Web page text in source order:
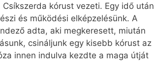
kórust vezeti. Egy idő után
és működési elképzelésünk. A
adta, aki megkeresett, miután
csináljunk egy kisebb kórust az
innen indulva kezdte a maga útját